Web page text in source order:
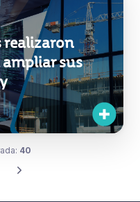
realizaron
sus
40